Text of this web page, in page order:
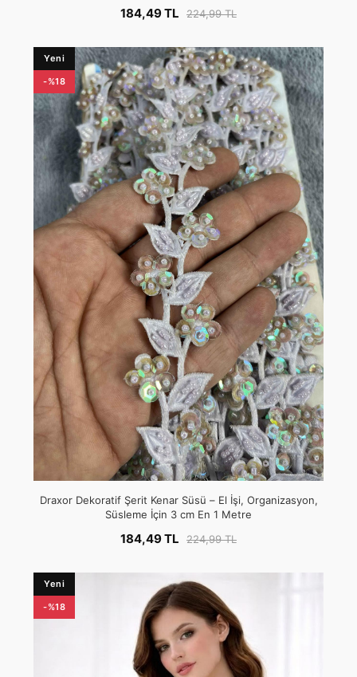
184,49 TL 224,99 TL
Yeni
-%18
Draxor Dekoratif Şerit Kenar Süsü – El İşi, Organizasyon,
Süsleme İçin 3 cm En 1 Metre
184,49 TL 224,99 TL
Yeni
-%18